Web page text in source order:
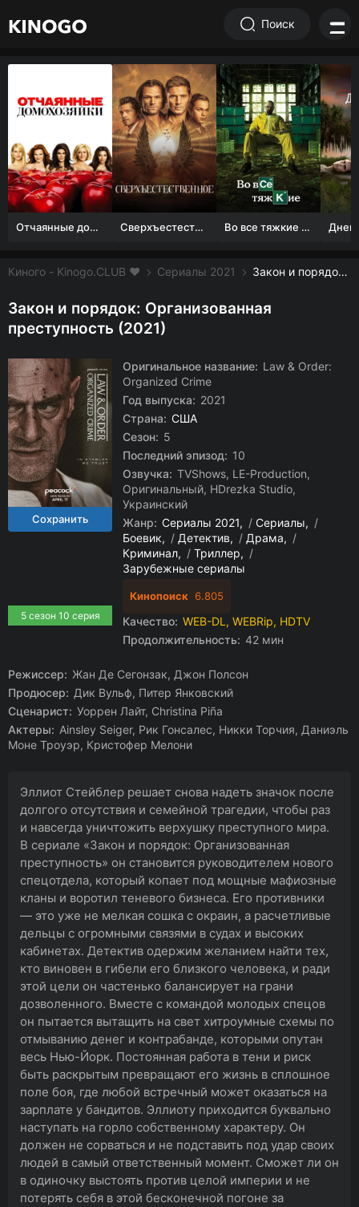
Поиск
Отчаянные домохозяйки (1 сезон) Сверхъестественное Во все тяжкие 1-5 сезон
Киного - Kinogo.CLUB ❤️ Сериалы 2021 Закон и порядок: Организованная преступность смотреть онлайн бесплатно
Закон и порядок: Организованная
преступность (2021)
5 сезон 10 серия
Оригинальное название: Law & Order:
Organized Crime
Год выпуска: 2021
Страна: США
Сезон: 5
Последний эпизод: 10
Озвучка: TVShows, LE-Production,
Оригинальный, HDrezka Studio,
Украинский
Жанр: Сериалы 2021 / Сериалы
/
Боевик
/ Детектив / Драма
/
Криминал
/ Триллер
/
Зарубежные сериалы
Кинопоиск 6.805
Качество: WEB-DL, WEBRip, HDTV
Продолжительность: 42 мин
Режиссер: Жан Де Сегонзак, Джон Полсон
Продюсер: Дик Вульф, Питер Янковский
Сценарист: Уоррен Лайт, Christina Piña
Актеры: Ainsley Seiger, Рик Гонсалес, Никки Торчия, Даниэль
Моне Троуэр, Кристофер Мелони
Эллиот Стейблер решает снова надеть значок после
долгого отсутствия и семейной трагедии, чтобы раз
и навсегда уничтожить верхушку преступного мира.
В сериале «Закон и порядок: Организованная
преступность» он становится руководителем нового
спецотдела, который копает под мощные мафиозные
кланы и воротил теневого бизнеса. Его противники
— это уже не мелкая сошка с окраин, а расчетливые
дельцы с огромными связями в судах и высоких
кабинетах. Детектив одержим желанием найти тех,
кто виновен в гибели его близкого человека, и ради
этой цели он частенько балансирует на грани
дозволенного. Вместе с командой молодых спецов
он пытается вытащить на свет хитроумные схемы по
отмыванию денег и контрабанде, которыми опутан
весь Нью-Йорк. Постоянная работа в тени и риск
быть раскрытым превращают его жизнь в сплошное
поле боя, где любой встречный может оказаться на
зарплате у бандитов. Эллиоту приходится буквально
наступать на горло собственному характеру. Он
должен не сорваться и не подставить под удар своих
людей в самый ответственный момент. Сможет ли он
в одиночку выстоять против целой империи и не
потерять себя в этой бесконечной погоне за